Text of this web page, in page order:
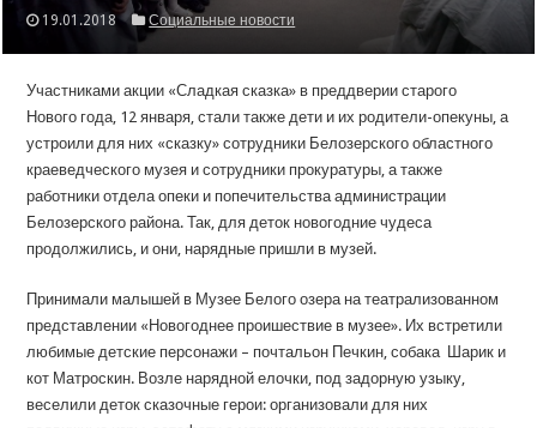
19.01.2018 Социальные новости
Участниками акции «Сладкая сказка» в преддверии старого
Нового года, 12 января, стали также дети и их родители-опекуны, а
устроили для них «сказку» сотрудники Белозерского областного
краеведческого музея и сотрудники прокуратуры, а также
работники отдела опеки и попечительства администрации
Белозерского района. Так, для деток новогодние чудеса
продолжились, и они, нарядные пришли в музей.
Принимали малышей в Музее Белого озера на театрализованном
представлении «Новогоднее проишествие в музее». Их встретили
любимые детские персонажи – почтальон Печкин, собака Шарик и
кот Матроскин. Возле нарядной елочки, под задорную узыку,
веселили деток сказочные герои: организовали для них